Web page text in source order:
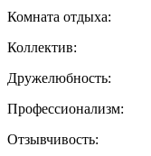
Комната отдыха:
Коллектив:
Дружелюбность:
Профессионализм:
Отзывчивость: